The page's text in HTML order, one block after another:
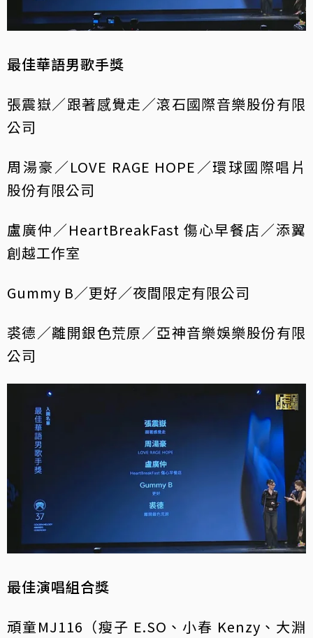
最佳華語男歌手獎
張震嶽／跟著感覺走／滾石國際音樂股份有限
公司
周湯豪／LOVE RAGE HOPE／環球國際唱片
股份有限公司
盧廣仲／HeartBreakFast 傷心早餐店／添翼
創越工作室
Gummy B／更好／夜間限定有限公司
裘德／離開銀色荒原／亞神音樂娛樂股份有限
公司
最佳演唱組合獎
頑童MJ116（瘦子 E.SO、小春 Kenzy、大淵